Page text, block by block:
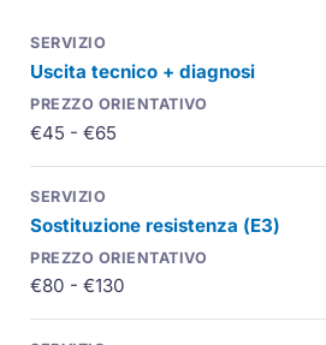
Uscita tecnico + diagnosi
€45 - €65
Sostituzione resistenza (E3)
€80 - €130